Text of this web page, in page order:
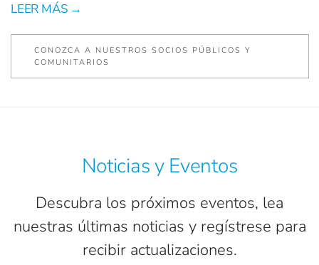
LEER MÁS →
CONOZCA A NUESTROS SOCIOS PÚBLICOS Y
COMUNITARIOS
Noticias y Eventos
Descubra los próximos eventos, lea
nuestras últimas noticias y regístrese para
recibir actualizaciones.